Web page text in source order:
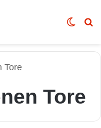
Skin
Tore
Tore